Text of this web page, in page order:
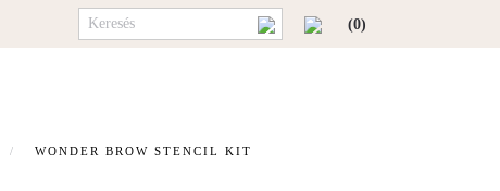
(0)
WONDER BROW STENCIL KIT